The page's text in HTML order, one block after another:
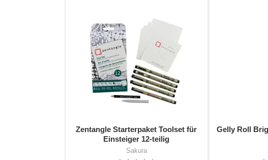
Zentangle Starterpaket Toolset für
Einsteiger 12-teilig
Sakura
Gelly Roll